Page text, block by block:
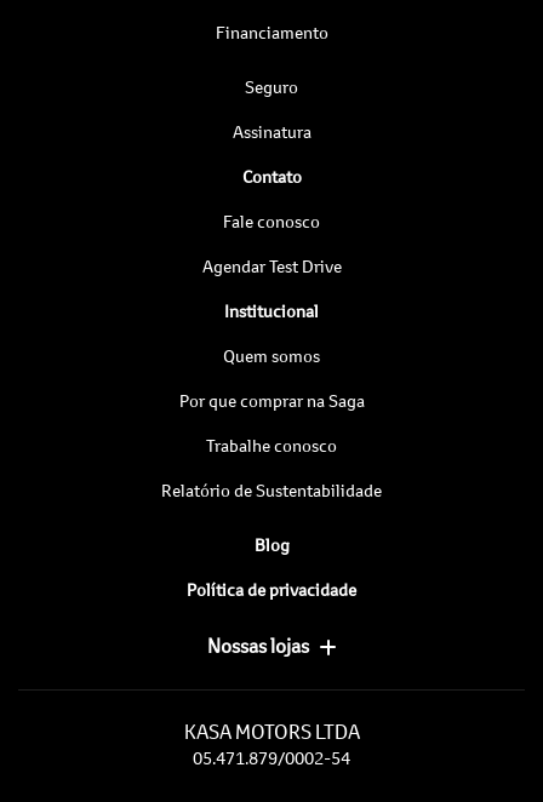
Financiamento
Seguro
Assinatura
Contato
Fale conosco
Agendar Test Drive
Institucional
Quem somos
Por que comprar na Saga
Trabalhe conosco
Relatório de Sustentabilidade
Blog
Política de privacidade
Nossas lojas
KASA MOTORS LTDA
05.471.879/0002-54